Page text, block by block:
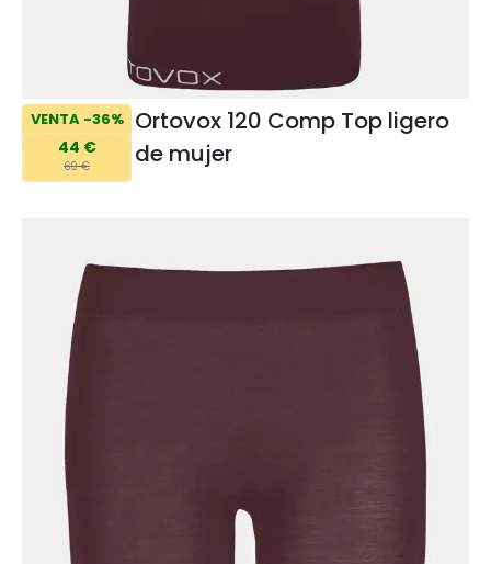
VENTA -36%
44 €
69 €
Ortovox 120 Comp Top ligero
de mujer